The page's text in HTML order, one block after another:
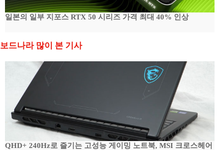
일본의 일부 지포스 RTX 50 시리즈 가격 최대 40% 인상
보드나라 많이 본 기사
QHD+ 240Hz로 즐기는 고성능 게이밍 노트북, MSI 크로스헤어